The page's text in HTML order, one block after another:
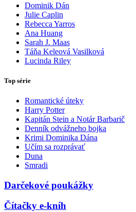
Dominik Dán
Julie Caplin
Rebecca Yarros
Ana Huang
Sarah J. Maas
Táňa Keleová Vasilková
Lucinda Riley
Top série
Romantické úteky
Harry Potter
Kapitán Stein a Notár Barbarič
Denník odvážneho bojka
Krimi Dominika Dána
Učím sa rozprávať
Duna
Smradi
Darčekové poukážky
Čítačky e-kníh